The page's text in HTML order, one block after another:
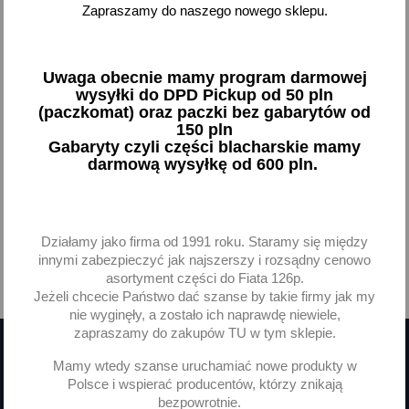
34,87 zł brutto
Brak na stanie
55,41 zł brutto
Brak na stanie
Powrót do góry
Otrzymuj informację o nowościach
Zapraszamy do naszego nowego sklepu.
Uwaga obecnie mamy program darmowej
wysyłki do DPD Pickup od 50 pln
(paczkomat) oraz paczki bez gabarytów od
150 pln
Gabaryty czyli części blacharskie mamy
darmową wysyłkę od 600 pln.
Działamy jako firma od 1991 roku. Staramy się między
innymi zabezpieczyć jak najszerszy i rozsądny cenowo
asortyment części do Fiata 126p.
Jeżeli chcecie Państwo dać szanse by takie firmy jak my
nie wyginęły, a zostało ich naprawdę niewiele,
zapraszamy do zakupów TU w tym sklepie.
Mamy wtedy szanse uruchamiać nowe produkty w
Polsce i wspierać producentów, którzy znikają
bezpowrotnie.